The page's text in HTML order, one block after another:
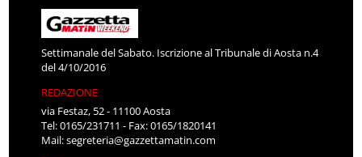
Settimanale del Sabato. Iscrizione al Tribunale di Aosta n.4
del 4/10/2016
REDAZIONE
via Festaz, 52 - 11100 Aosta
Tel: 0165/231711 - Fax: 0165/1820141
Mail:segreteria@gazzettamatin.com